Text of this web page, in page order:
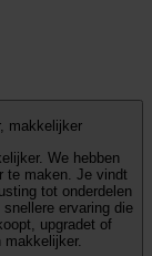
makkelijker
te maken. Je vindt
tot onderdelen
ervaring die
upgradet of